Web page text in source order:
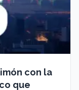
con la
que